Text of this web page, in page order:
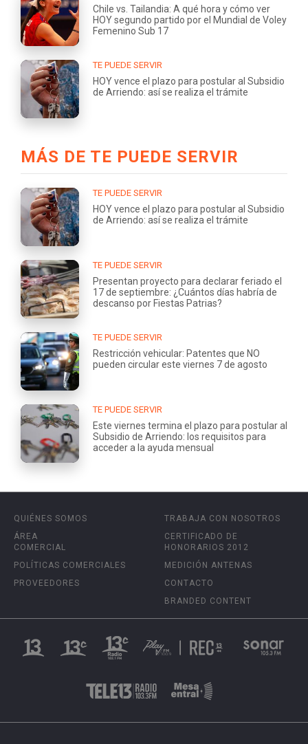
Chile vs. Tailandia: A qué hora y cómo ver
HOY segundo partido por el Mundial de Voley
Femenino Sub 17
TE PUEDE SERVIR
HOY vence el plazo para postular al Subsidio
de Arriendo: así se realiza el trámite
MÁS DE TE PUEDE SERVIR
TE PUEDE SERVIR
HOY vence el plazo para postular al Subsidio
de Arriendo: así se realiza el trámite
TE PUEDE SERVIR
Presentan proyecto para declarar feriado el
17 de septiembre: ¿Cuántos días habría de
descanso por Fiestas Patrias?
TE PUEDE SERVIR
Restricción vehicular: Patentes que NO
pueden circular este viernes 7 de agosto
TE PUEDE SERVIR
Este viernes termina el plazo para postular al
Subsidio de Arriendo: los requisitos para
acceder a la ayuda mensual
QUIÉNES SOMOS
ÁREA
COMERCIAL
POLÍTICAS COMERCIALES
PROVEEDORES
TRABAJA CON NOSOTROS
CERTIFICADO DE
HONORARIOS 2012
MEDICIÓN ANTENAS
CONTACTO
BRANDED CONTENT